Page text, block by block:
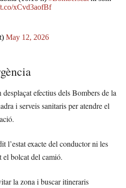
xCvd3aofBf
May 12, 2026
efectius dels Bombers de la
i serveis sanitaris per atendre el
l’estat exacte del conductor ni les
el bolcat del camió.
la zona i buscar itineraris